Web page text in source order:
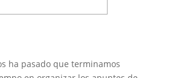
ha pasado que terminamos